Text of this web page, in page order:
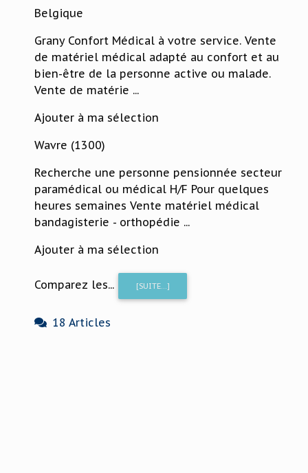
Belgique
Grany Confort Médical à votre service. Vente
de matériel médical adapté au confort et au
bien-être de la personne active ou malade.
Vente de matérie ...
Ajouter à ma sélection
Wavre (1300)
Recherche une personne pensionnée secteur
paramédical ou médical H/F Pour quelques
heures semaines Vente matériel médical
bandagisterie - orthopédie ...
Ajouter à ma sélection
Comparez les... [SUITE...]
18 Articles